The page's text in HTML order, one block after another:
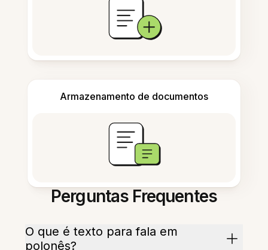
Armazenamento de documentos
Perguntas Frequentes
O que é texto para fala em
polonês?